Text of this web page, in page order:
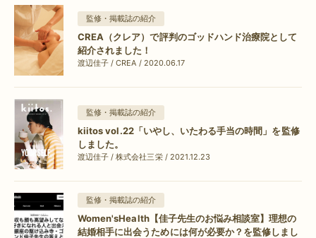
監修・掲載誌の紹介
CREA（クレア）で評判のゴッドハンド治療院として
紹介されました！
渡辺佳子 / CREA / 2020.06.17
監修・掲載誌の紹介
kiitos vol.22「いやし、いたわる手当の時間」を監修
しました。
渡辺佳子 / 株式会社三栄 / 2021.12.23
監修・掲載誌の紹介
Women'sHealth【佳子先生のお悩み相談室】理想の
結婚相手に出会うためには何が必要か？を監修しまし